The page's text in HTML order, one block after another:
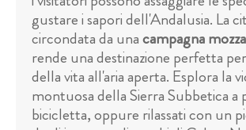
gustare i sapori dell'Andalusia. La
circondata da unacampagna
rende una destinazione perfetta
della vita all'aria aperta. Esplora la
montuosa della Sierra Subbetica a
bicicletta, oppure rilassati con un